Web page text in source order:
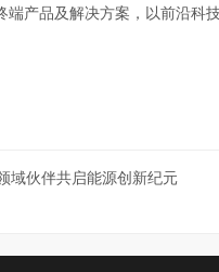
产品及解决方案，以前沿科
域伙伴共启能源创新纪元